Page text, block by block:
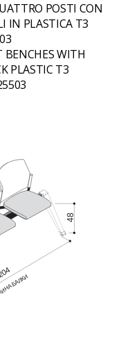
POSTI CON
IN PLASTICA T3
BENCHES WITH
PLASTIC T3